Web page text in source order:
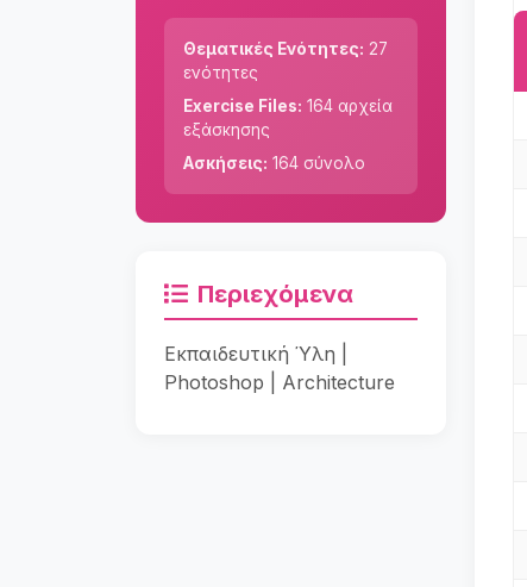
Θεματικές Ενότητες: 27
ενότητες
Exercise Files: 164 αρχεία
εξάσκησης
Ασκήσεις: 164 σύνολο
Περιεχόμενα
Εκπαιδευτική Ύλη |
Photoshop | Architecture